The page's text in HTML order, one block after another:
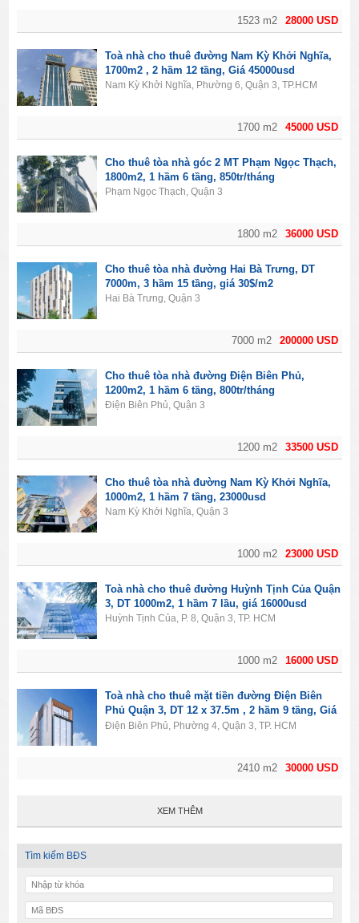
28000 USD
1523 m2
45000 USD
1700 m2
Toà nhà cho thuê đường Nam Kỳ Khởi Nghĩa,
1700m2 , 2 hầm 12 tầng, Giá 45000usd
Nam Kỳ Khởi Nghĩa, Phường 6, Quận 3, TP.HCM
36000 USD
1800 m2
Cho thuê tòa nhà góc 2 MT Phạm Ngọc Thạch,
1800m2, 1 hầm 6 tầng, 850tr/tháng
Phạm Ngọc Thạch, Quận 3
200000 USD
7000 m2
Cho thuê tòa nhà đường Hai Bà Trưng, DT
7000m, 3 hầm 15 tầng, giá 30$/m2
Hai Bà Trưng, Quận 3
33500 USD
1200 m2
Cho thuê tòa nhà đường Điện Biên Phủ,
1200m2, 1 hầm 6 tầng, 800tr/tháng
Điện Biên Phủ, Quận 3
23000 USD
1000 m2
Cho thuê tòa nhà đường Nam Kỳ Khởi Nghĩa,
1000m2, 1 hầm 7 tầng, 23000usd
Nam Kỳ Khởi Nghĩa, Quận 3
16000 USD
1000 m2
Toà nhà cho thuê đường Huỳnh Tịnh Của Quận
3, DT 1000m2, 1 hầm 7 lầu, giá 16000usd
Huỳnh Tịnh Của, P. 8, Quận 3, TP. HCM
30000 USD
2410 m2
Toà nhà cho thuê mặt tiền đường Điện Biên
Phủ Quận 3, DT 12 x 37.5m , 2 hầm 9 tầng, Giá
30000usd
Điện Biên Phủ, Phường 4, Quận 3, TP. HCM
XEM THÊM
Tìm kiếm BĐS